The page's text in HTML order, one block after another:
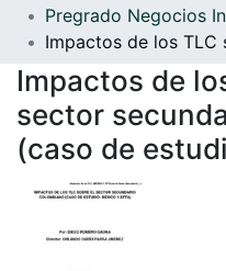
All of DSpace
Documents
Impactos de
sector
(caso de